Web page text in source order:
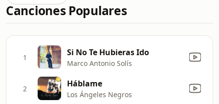
Canciones Populares
1 Si No Te Hubieras Ido
Marco Antonio Solís
2 Háblame
Los Ángeles Negros